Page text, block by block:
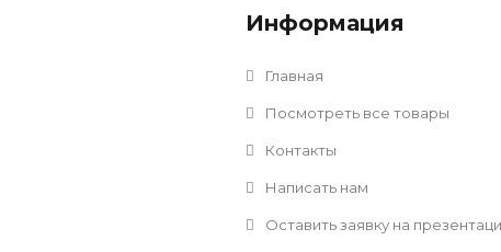
Информация
Главная
Посмотреть все товары
Контакты
Написать нам
Оставить заявку на